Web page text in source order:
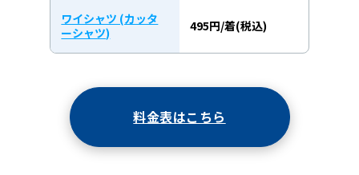
ワイシャツ (カッタ
ーシャツ)
495円/着(税込)
料金表はこちら